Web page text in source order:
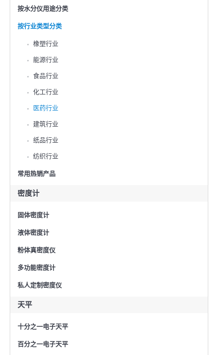
按水分仪用途分类
按行业类型分类
橡塑行业
能源行业
食品行业
化工行业
医药行业
建筑行业
纸品行业
纺织行业
常用热销产品
密度计
固体密度计
液体密度计
粉体真密度仪
多功能密度计
私人定制密度仪
天平
十分之一电子天平
百分之一电子天平